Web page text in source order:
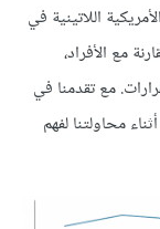
اللاتينية في
مع الأفراد،
مع تقدمنا في
محاولتنا لفهم